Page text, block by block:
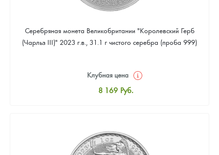
Серебряная монета Великобритании "Королевский Герб
(Чарльз III)" 2023 г.в., 31.1 г чистого серебра (проба 999)
Клубная цена
8 169 Руб.
Цена выкупа
Звоните